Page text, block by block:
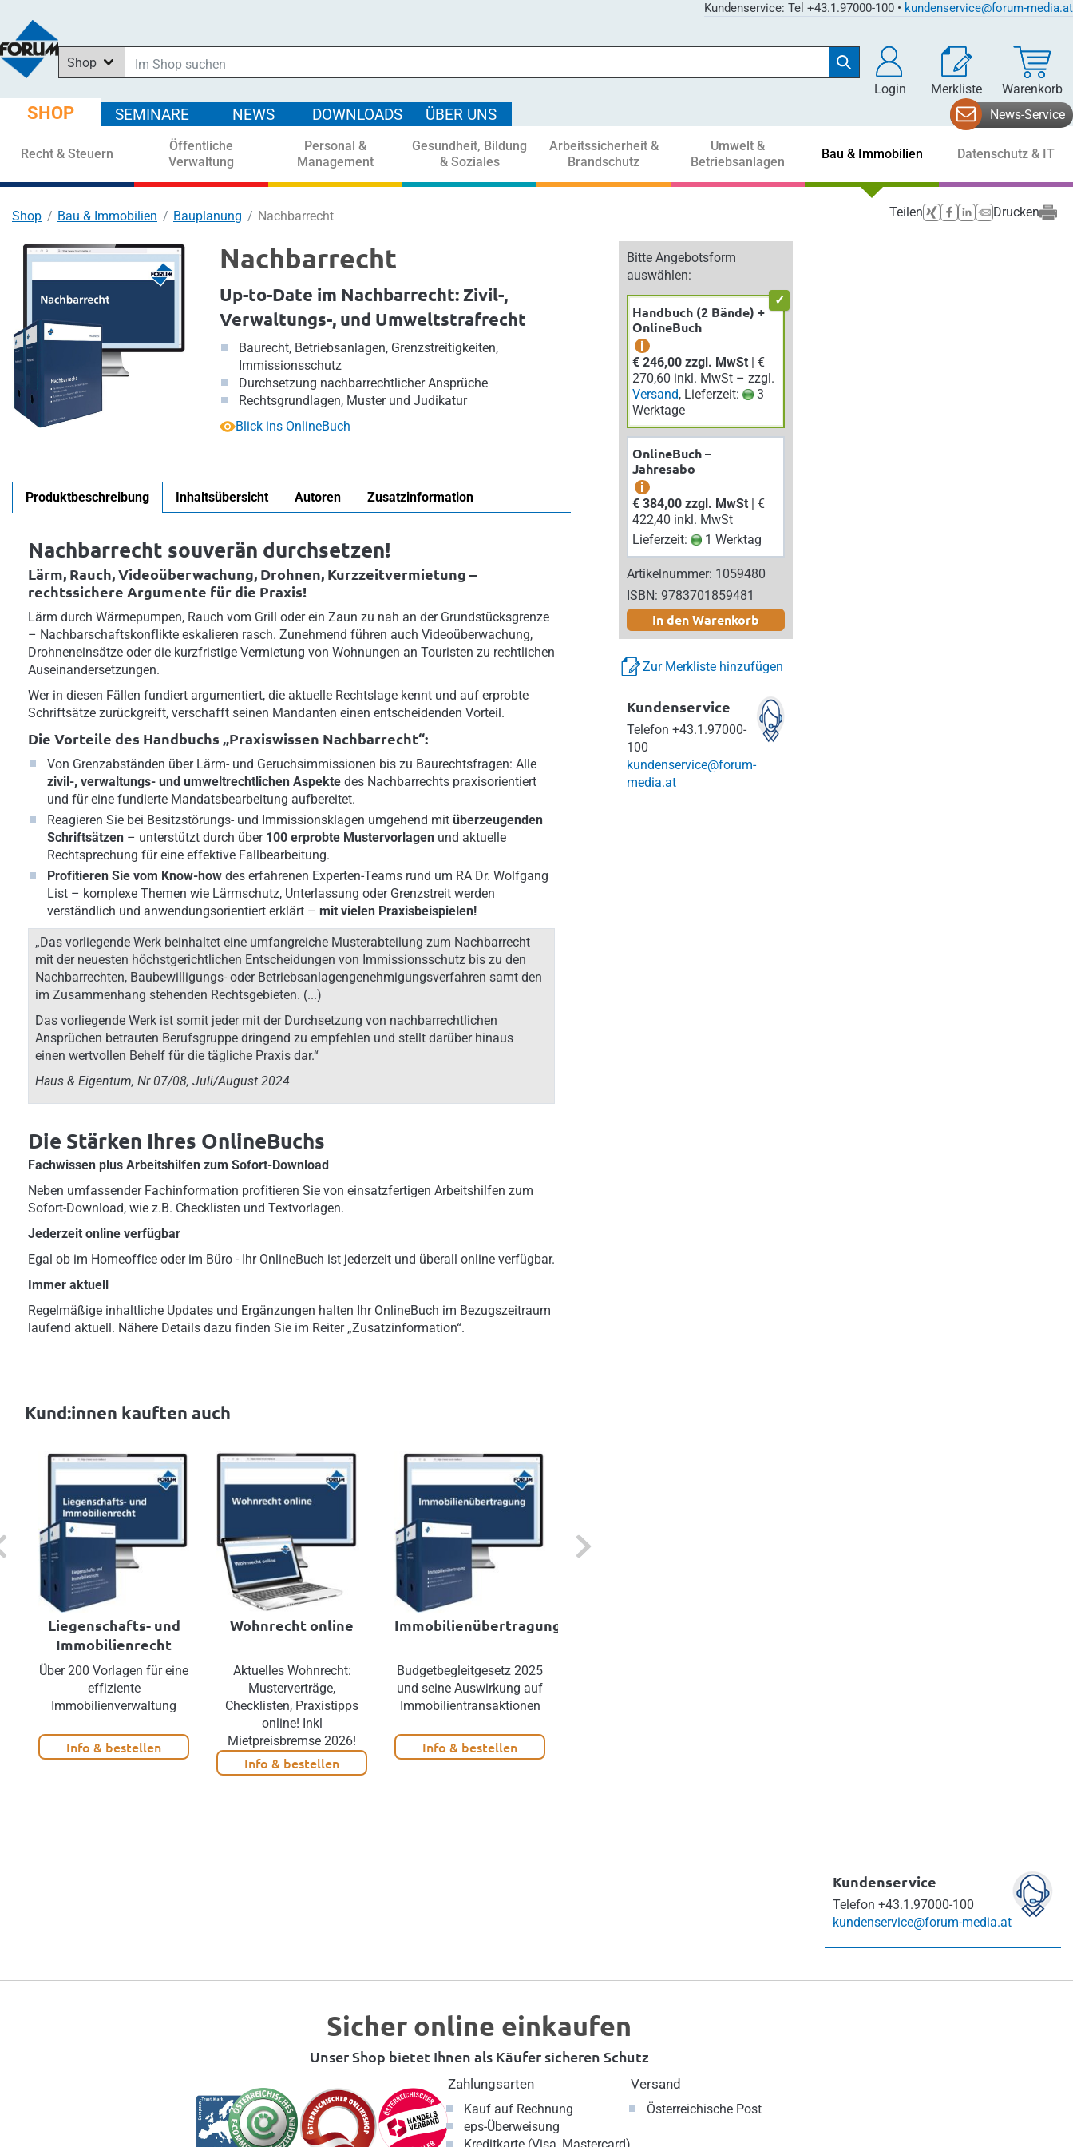
Kundenservice: Tel +43.1.97000-100 • kundenservice@forum-media.at
Shop
In News suchen
In Downloads suchen
In Seminaren suchen
Login Merkliste Warenkorb
SHOP SEMINARE NEWS DOWNLOADS ÜBER UNS News-Service
Recht & Steuern
Öffentliche
Verwaltung
Personal &
Management
Gesundheit, Bildung
& Soziales
Arbeitssicherheit &
Brandschutz
Umwelt &
Betriebsanlagen
Bau & Immobilien Datenschutz & IT
Shop Bau & Immobilien Bauplanung Nachbarrecht
Nachbarrecht
Up-to-Date im Nachbarrecht: Zivil-,
Verwaltungs-, und Umweltstrafrecht
Baurecht, Betriebsanlagen, Grenzstreitigkeiten,
Immissionsschutz
Durchsetzung nachbarrechtlicher Ansprüche
Rechtsgrundlagen, Muster und Judikatur
Blick ins OnlineBuch
Bitte Angebotsform
auswählen:
Handbuch (2 Bände) +
OnlineBuch
i
€ 246,00 zzgl. MwSt | €
270,60 inkl. MwSt – zzgl.
Versand, Lieferzeit:
3
Werktage
OnlineBuch –
Jahresabo
i
€ 384,00 zzgl. MwSt | €
422,40 inkl. MwSt
Lieferzeit:
1 Werktag
Artikelnummer: 1059480
ISBN: 9783701859481
In den Warenkorb
Zur Merkliste hinzufügen
Kundenservice
Telefon +43.1.97000-
100
kundenservice@forum-
media.at
Produktbeschreibung Inhaltsübersicht Autoren Zusatzinformation
Nachbarrecht souverän durchsetzen!
Lärm, Rauch, Videoüberwachung, Drohnen, Kurzzeitvermietung –
rechtssichere Argumente für die Praxis!
Lärm durch Wärmepumpen, Rauch vom Grill oder ein Zaun zu nah an der Grundstücksgrenze
– Nachbarschaftskonflikte eskalieren rasch. Zunehmend führen auch Videoüberwachung,
Drohneneinsätze oder die kurzfristige Vermietung von Wohnungen an Touristen zu rechtlichen
Auseinandersetzungen.
Wer in diesen Fällen fundiert argumentiert, die aktuelle Rechtslage kennt und auf erprobte
Schriftsätze zurückgreift, verschafft seinen Mandanten einen entscheidenden Vorteil.
Die Vorteile des Handbuchs „Praxiswissen Nachbarrecht“:
Von Grenzabständen über Lärm- und Geruchsimmissionen bis zu Baurechtsfragen: Alle
zivil-, verwaltungs- und umweltrechtlichen Aspekte des Nachbarrechts praxisorientiert
und für eine fundierte Mandatsbearbeitung aufbereitet.
Reagieren Sie bei Besitzstörungs- und Immissionsklagen umgehend mit überzeugenden
Schriftsätzen – unterstützt durch über 100 erprobte Mustervorlagen und aktuelle
Rechtsprechung für eine effektive Fallbearbeitung.
Profitieren Sie vom Know-how des erfahrenen Experten-Teams rund um RA Dr. Wolfgang
List – komplexe Themen wie Lärmschutz, Unterlassung oder Grenzstreit werden
verständlich und anwendungsorientiert erklärt – mit vielen Praxisbeispielen!
„Das vorliegende Werk beinhaltet eine umfangreiche Musterabteilung zum Nachbarrecht
mit der neuesten höchstgerichtlichen Entscheidungen von Immissionsschutz bis zu den
Nachbarrechten, Baubewilligungs- oder Betriebsanlagengenehmigungsverfahren samt den
im Zusammenhang stehenden Rechtsgebieten. (...)
Das vorliegende Werk ist somit jeder mit der Durchsetzung von nachbarrechtlichen
Ansprüchen betrauten Berufsgruppe dringend zu empfehlen und stellt darüber hinaus
einen wertvollen Behelf für die tägliche Praxis dar.“
Haus & Eigentum, Nr 07/08, Juli/August 2024
Die Stärken Ihres OnlineBuchs
Fachwissen plus Arbeitshilfen zum Sofort-Download
Neben umfassender Fachinformation profitieren Sie von einsatzfertigen Arbeitshilfen zum
Sofort-Download, wie z.B. Checklisten und Textvorlagen.
Jederzeit online verfügbar
Egal ob im Homeoffice oder im Büro - Ihr OnlineBuch ist jederzeit und überall online verfügbar.
Immer aktuell
Regelmäßige inhaltliche Updates und Ergänzungen halten Ihr OnlineBuch im Bezugszeitraum
laufend aktuell. Nähere Details dazu finden Sie im Reiter „Zusatzinformation“.
Kund:innen kauften auch
Next
Liegenschafts- und
Immobilienrecht
Über 200 Vorlagen für eine
effiziente
Immobilienverwaltung
Info & bestellen
Wohnrecht online
Aktuelles Wohnrecht:
Musterverträge,
Checklisten, Praxistipps
online! Inkl
Mietpreisbremse 2026!
Info & bestellen
Immobilienübertragung
Budgetbegleitgesetz 2025
und seine Auswirkung auf
Immobilientransaktionen
Info & bestellen
Teilen Drucken
Kundenservice
Telefon +43.1.97000-100
kundenservice@forum-media.at
Sicher online einkaufen
Unser Shop bietet Ihnen als Käufer sicheren Schutz
Zahlungsarten
Kauf auf Rechnung
eps-Überweisung
Versand
Österreichische Post